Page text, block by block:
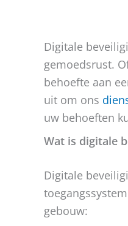
Digitale
gemoedsrust.
behoefte aan
uit om ons
uw behoeften
Wat is digitale
Digitale
gebouw: